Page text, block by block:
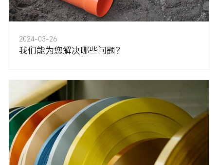
2024-03-26
我们能为您解决哪些问题？